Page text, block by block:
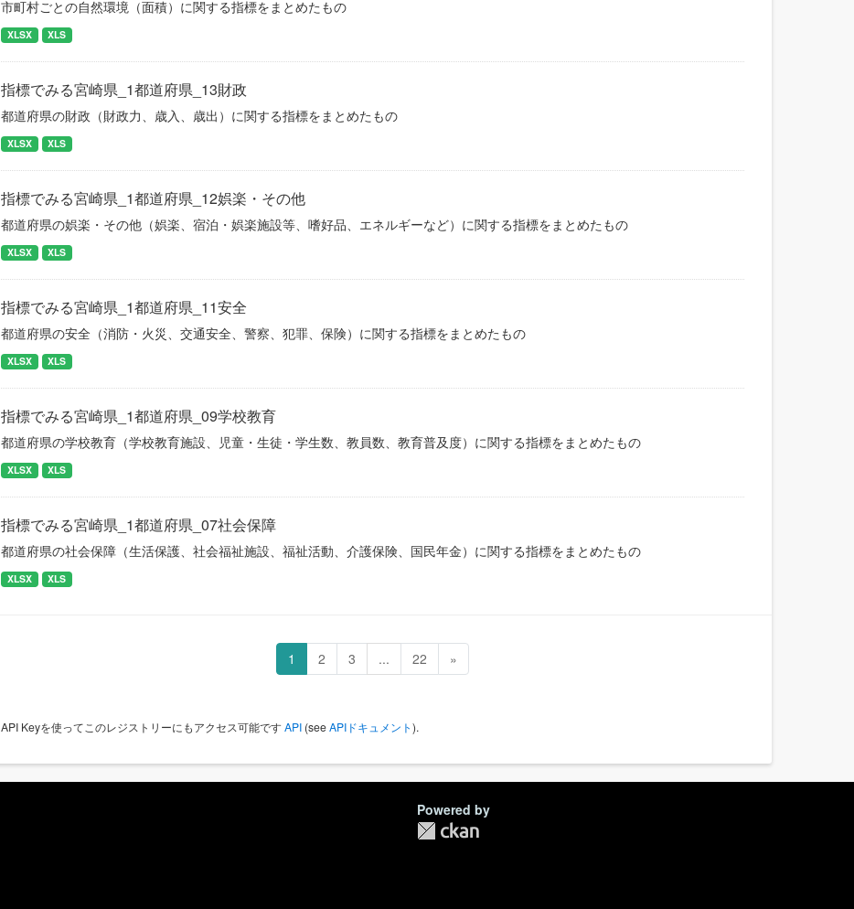
市町村ごとの自然環境（面積）に関する指標をまとめたもの
XLSX XLS
指標でみる宮崎県_1都道府県_13財政
都道府県の財政（財政力、歳入、歳出）に関する指標をまとめたもの
XLSX XLS
指標でみる宮崎県_1都道府県_12娯楽・その他
都道府県の娯楽・その他（娯楽、宿泊・娯楽施設等、嗜好品、エネルギーなど）に関する指標をまとめたもの
XLSX XLS
指標でみる宮崎県_1都道府県_11安全
都道府県の安全（消防・火災、交通安全、警察、犯罪、保険）に関する指標をまとめたもの
XLSX XLS
指標でみる宮崎県_1都道府県_09学校教育
都道府県の学校教育（学校教育施設、児童・生徒・学生数、教員数、教育普及度）に関する指標をまとめたもの
XLSX XLS
指標でみる宮崎県_1都道府県_07社会保障
都道府県の社会保障（生活保護、社会福祉施設、福祉活動、介護保険、国民年金）に関する指標をまとめたもの
XLSX XLS
1 2 3 ... 22 »
API Keyを使ってこのレジストリーにもアクセス可能ですAPI (seeAPIドキュメント).
Powered by